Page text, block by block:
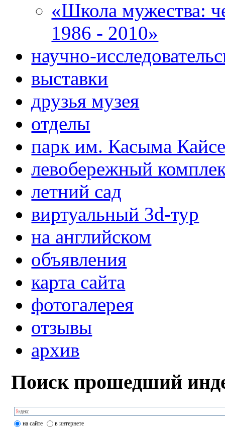
«Школа мужества:
1986 - 2010»
научно-
выставки
друзья музея
отделы
парк им. Касыма
левобережный
летний сад
виртуальный 3d-тур
на английском
объявления
карта сайта
фотогалерея
отзывы
архив
Поиск прошедший
на сайте в интернете